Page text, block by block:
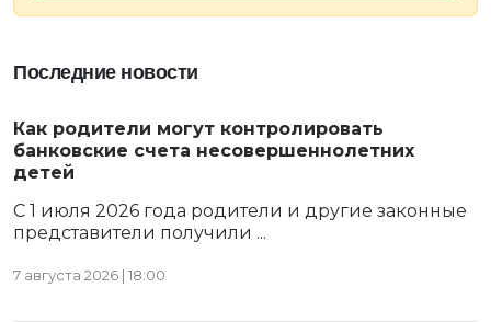
Последние новости
Как родители могут контролировать
банковские счета несовершеннолетних
детей
С 1 июля 2026 года родители и другие законные
представители получили ...
7 августа 2026 | 18:00